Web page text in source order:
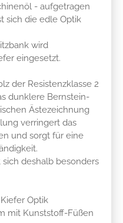
- aufgetragen
sich die edle Optik
wird
eingesetzt.
der Resistenzklasse 2
dunklere Bernstein-
Ästezeichnung
verringert das
und sorgt für eine
sich deshalb besonders
Optik
mit Kunststoff-Füßen